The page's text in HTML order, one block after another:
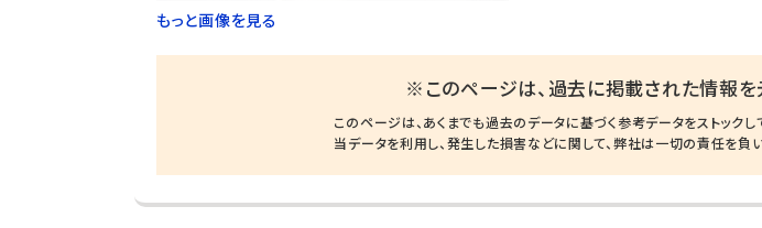
もっと画像を見る
※このページは、過去に掲載された情報を
このページは、あくまでも過去のデータに基づく参考データをストック
当データを利用し、発生した損害などに関して、弊社は一切の責任を負